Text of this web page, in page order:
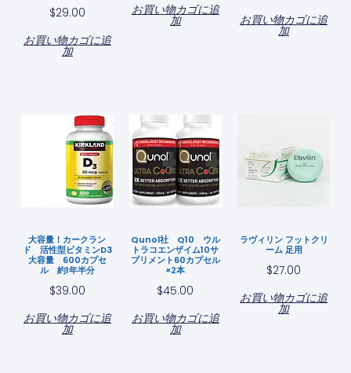
$29.00
お買い物カゴに追
加
お買い物カゴに追
加 お買い物カゴに追
加
大容量！カークラン
ド 活性型ビタミンD3
大容量 600カプセ
ル 約1年半分
$39.00
お買い物カゴに追
加
Qunol社 Q10 ウル
トラコエンザイム10サ
プリメント60カプセル
×2本
$45.00
お買い物カゴに追
加
ラヴィリン フットクリ
ーム 足用
$27.00
お買い物カゴに追
加